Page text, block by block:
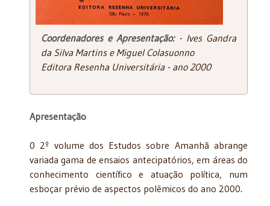
Coordenadores e Apresentação: - Ives Gandra
da Silva Martins e Miguel Colasuonno
Editora Resenha Universitária - ano 2000
Apresentação
0 2º volume dos Estudos sobre Amanhã abrange
variada gama de ensaios antecipatórios, em áreas do
conhecimento científico e atuação política, num
esboçar prévio de aspectos polêmicos do ano 2000.